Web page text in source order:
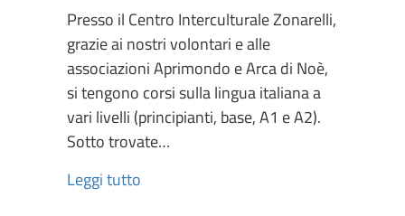
Presso il Centro Interculturale Zonarelli,
grazie ai nostri volontari e alle
associazioni Aprimondo e Arca di Noè,
si tengono corsi sulla lingua italiana a
vari livelli (principianti, base, A1 e A2).
Sotto trovate…
Leggi tutto